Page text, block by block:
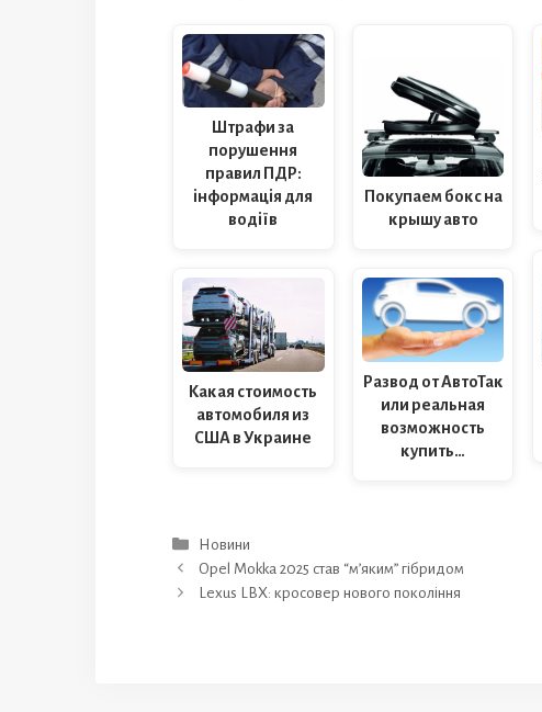
Штрафи за
порушення
правил ПДР:
інформація для
водіїв
Какая стоимость
автомобиля из
США в Украине
Покупаем бокс на
крышу авто
Развод от АвтоТак
или реальная
возможность
купить…
Категорії
Новини
Opel Mokka 2025 став “м’яким” гібридом
Lexus LBX: кросовер нового покоління